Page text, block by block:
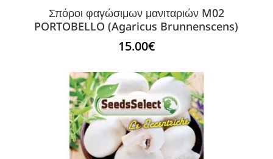
Σπόροι φαγώσιμων μανιταριών M02
PORTOBELLO (Agaricus Brunnenscens)
15.00€